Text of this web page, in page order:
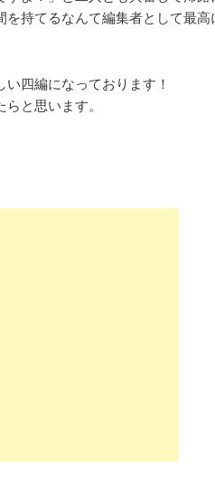
持てるなんて編集者として最高
四編になっております！
と思います。